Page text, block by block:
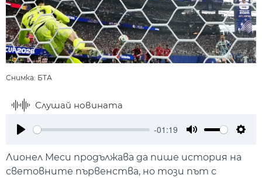
Снимка: БТА
Слушай новината
-01:19
Лионел Меси продължава да пише история на
световните първенства, но този път с